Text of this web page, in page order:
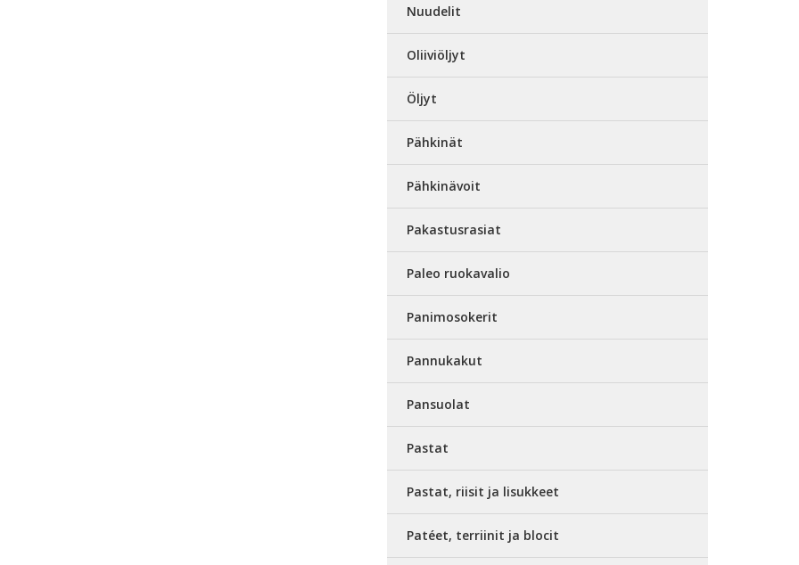
Nuudelit
Oliiviöljyt
Öljyt
Pähkinät
Pähkinävoit
Pakastusrasiat
Paleo ruokavalio
Panimosokerit
Pannukakut
Pansuolat
Pastat
Pastat, riisit ja lisukkeet
Patéet, terriinit ja blocit